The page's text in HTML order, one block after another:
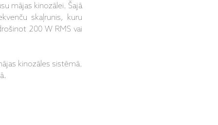
mājas kinozālei. Šajā
skaļrunis, kuru
200 W RMS vai
kinozāles sistēmā.